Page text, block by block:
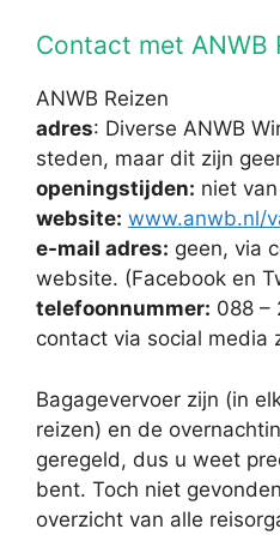
Contact met ANWB
ANWB Reizen
adres: Diverse ANWB
steden, maar dit zijn
openingstijden: niet
website: www.anwb.nl/
e-mail adres: geen, via
website. (Facebook en
telefoonnummer: 088 –
contact via social media
Bagagevervoer zijn (in
reizen) en de
geregeld, dus u weet
bent. Toch niet
overzicht van alle